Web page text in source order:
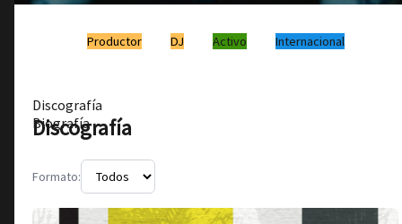
Productor DJ Activo Internacional
Discografía
Biografía
Discografía
Formato: